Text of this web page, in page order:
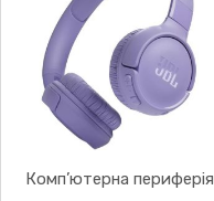
Комп’ютерна периферія